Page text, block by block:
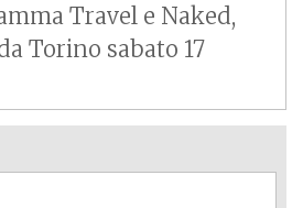
Travel e Naked,
Torino sabato 17